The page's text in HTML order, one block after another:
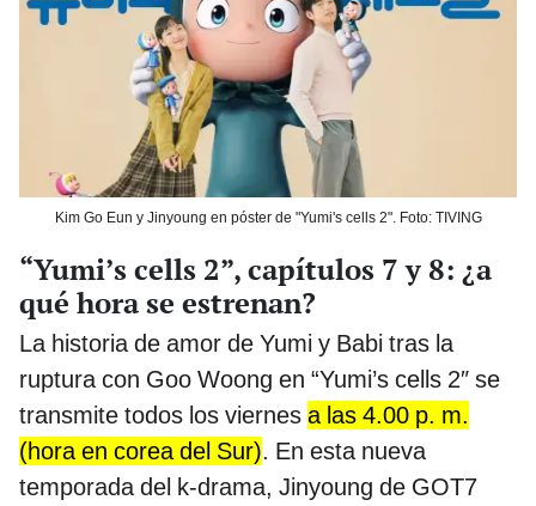
Kim Go Eun y Jinyoung en póster de "Yumi's cells 2". Foto: TIVING
“Yumi’s cells 2”, capítulos 7 y 8: ¿a
qué hora se estrenan?
La historia de amor de Yumi y Babi tras la
ruptura con Goo Woong en “Yumi’s cells 2″ se
transmite todos los viernes a las 4.00 p. m.
(hora en corea del Sur). En esta nueva
temporada del k-drama, Jinyoung de GOT7